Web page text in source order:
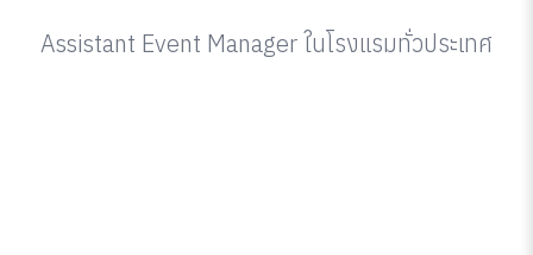
Assistant Event Manager ในโรงแรมทั่วประเทศ